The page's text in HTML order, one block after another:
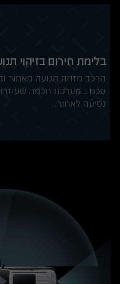
בלימת חירום בזיהוי
הרכב מזהה תנועה מאחור
סכנה. מערכת חכמה שעוזרת
נסיעה לאחור.